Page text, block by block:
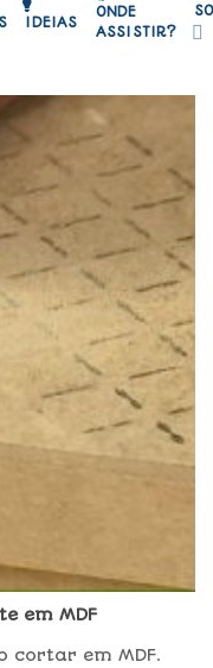
IDEIAS
ONDE
ASSISTIR?
em MDF
cortar em MDF.